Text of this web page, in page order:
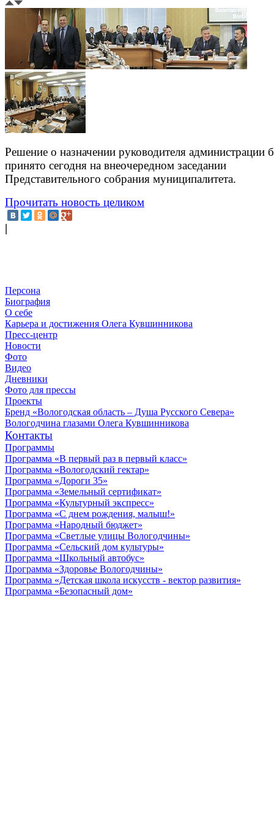
Решение о назначении руководителя администрации
принято сегодня на внеочередном заседании
Представительного собрания муниципалитета.
Прочитать новость целиком
|
Персона
Биография
О себе
Карьера и достижения Олега Кувшинникова
Пресс-центр
Новости
Фото
Видео
Дневники
Фото для прессы
Проекты
Бренд «Вологодская область – Душа Русского Севера»
Вологодчина глазами Олега Кувшинникова
Контакты
Программы
Программа «В первый раз в первый класс»
Программа «Вологодский гектар»
Программа «Дороги 35»
Программа «Земельный сертификат»
Программа «Культурный экспресс»
Программа «С днем рождения, малыш!»
Программа «Народный бюджет»
Программа «Светлые улицы Вологодчины»
Программа «Сельский дом культуры»
Программа «Школьный автобус»
Программа «Здоровье Вологодчины»
Программа «Детская школа искусств - вектор развития»
Программа «Безопасный дом»